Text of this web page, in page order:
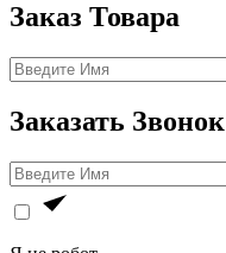
Заказ Товара
Заказать Звонок